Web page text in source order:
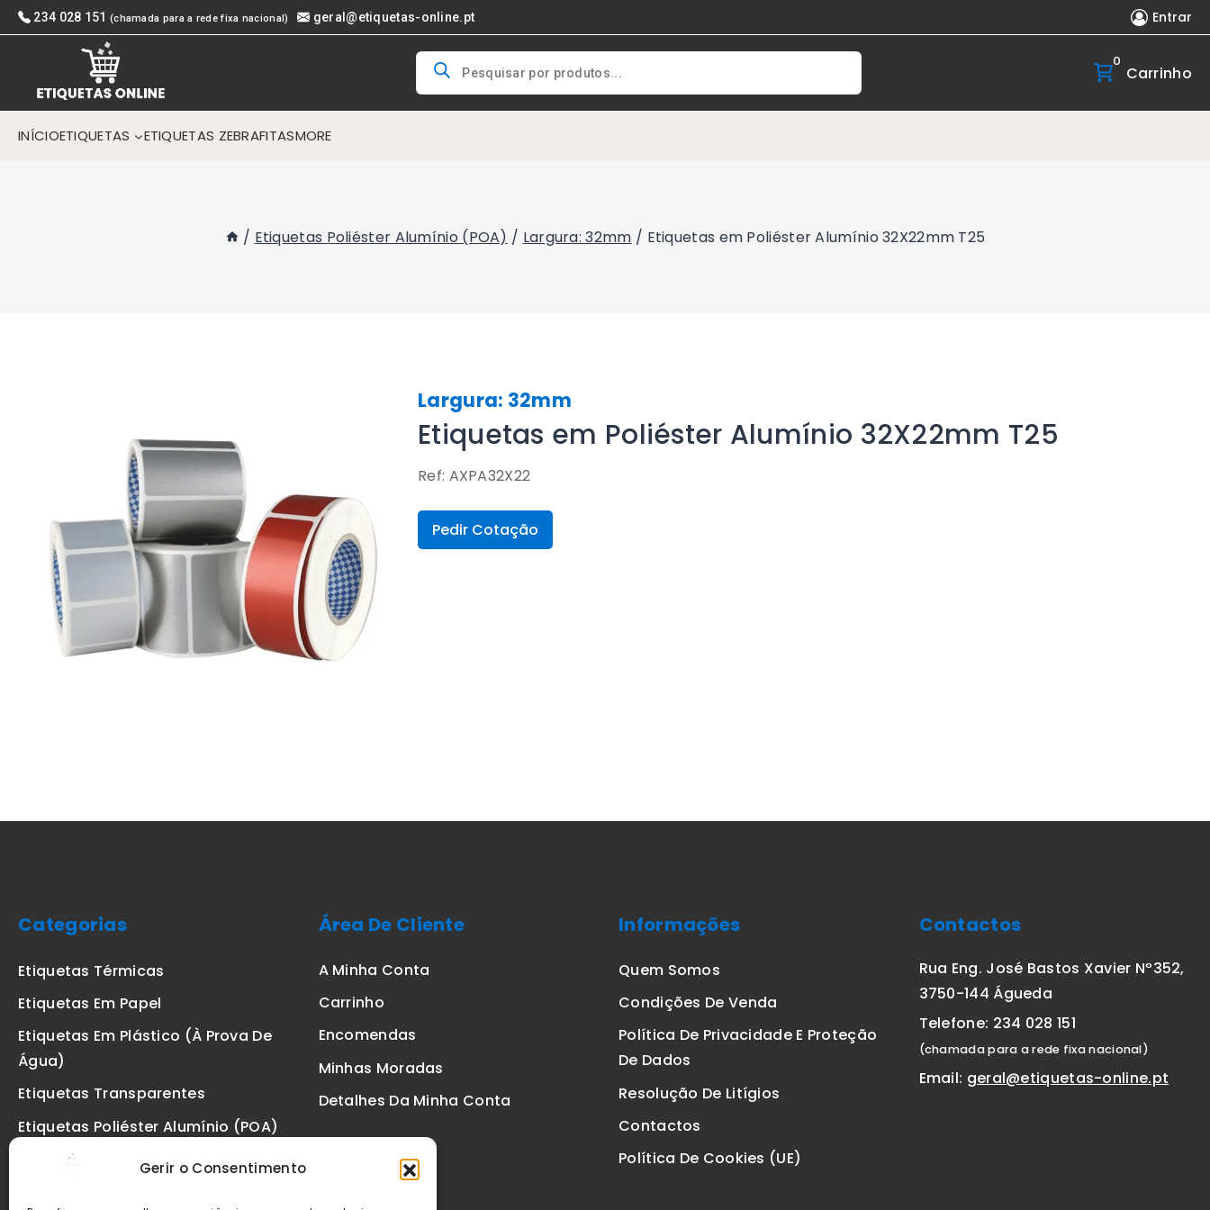
Gerir o Consentimento
Skip
to
234 028 151 (chamada para a rede fixa nacional) geral@etiquetas-online.pt Entrar
Products
search
0
Carrinho
INÍCIOETIQUETAS ETIQUETAS ZEBRAFITASMORE
/ Etiquetas Poliéster Alumínio (POA) / Largura: 32mm / Etiquetas em Poliéster Alumínio 32X22mm T25
Largura: 32mm
Etiquetas em Poliéster Alumínio 32X22mm T25
Ref: AXPA32X22
Pedir Cotação
Categorias
Etiquetas Térmicas
Etiquetas Em Papel
Etiquetas Em Plástico (à Prova De
Água)
Etiquetas Transparentes
Etiquetas Poliéster Alumínio (POA)
Etiquetas De Segurança VOID
Área De Cliente
A Minha Conta
Carrinho
Encomendas
Minhas Moradas
Detalhes Da Minha Conta
Informações
Quem Somos
Condições De Venda
Política De Privacidade E Proteção
De Dados
Resolução De Litígios
Contactos
Política De Cookies (UE)
Contactos
Rua Eng. José Bastos Xavier Nº352,
3750-144 Águeda
Telefone: 234 028 151
(chamada para a rede fixa nacional)
Email: geral@etiquetas-online.pt